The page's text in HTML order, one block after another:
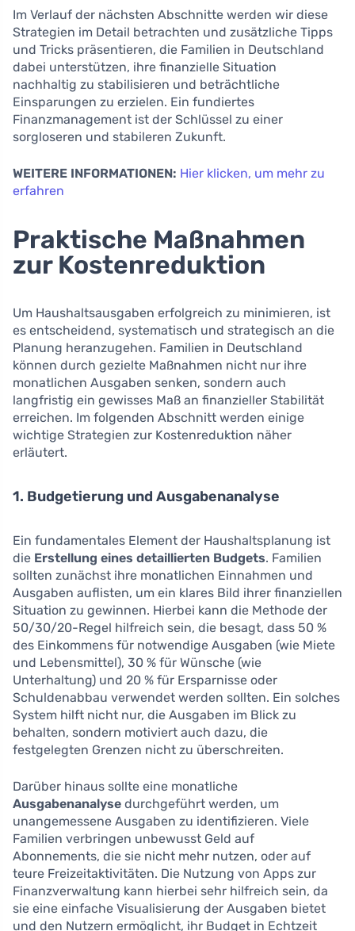
Im Verlauf der nächsten Abschnitte werden wir diese
Strategien im Detail betrachten und zusätzliche Tipps
und Tricks präsentieren, die Familien in Deutschland
dabei unterstützen, ihre finanzielle Situation
nachhaltig zu stabilisieren und beträchtliche
Einsparungen zu erzielen. Ein fundiertes
Finanzmanagement ist der Schlüssel zu einer
sorgloseren und stabileren Zukunft.
WEITERE INFORMATIONEN: Hier klicken, um mehr zu
erfahren
Praktische Maßnahmen
zur Kostenreduktion
Um Haushaltsausgaben erfolgreich zu minimieren, ist
es entscheidend, systematisch und strategisch an die
Planung heranzugehen. Familien in Deutschland
können durch gezielte Maßnahmen nicht nur ihre
monatlichen Ausgaben senken, sondern auch
langfristig ein gewisses Maß an finanzieller Stabilität
erreichen. Im folgenden Abschnitt werden einige
wichtige Strategien zur Kostenreduktion näher
erläutert.
1. Budgetierung und Ausgabenanalyse
Ein fundamentales Element der Haushaltsplanung ist
die Erstellung eines detaillierten Budgets. Familien
sollten zunächst ihre monatlichen Einnahmen und
Ausgaben auflisten, um ein klares Bild ihrer finanziellen
Situation zu gewinnen. Hierbei kann die Methode der
50/30/20-Regel hilfreich sein, die besagt, dass 50 %
des Einkommens für notwendige Ausgaben (wie Miete
und Lebensmittel), 30 % für Wünsche (wie
Unterhaltung) und 20 % für Ersparnisse oder
Schuldenabbau verwendet werden sollten. Ein solches
System hilft nicht nur, die Ausgaben im Blick zu
behalten, sondern motiviert auch dazu, die
festgelegten Grenzen nicht zu überschreiten.
Darüber hinaus sollte eine monatliche
Ausgabenanalyse durchgeführt werden, um
unangemessene Ausgaben zu identifizieren. Viele
Familien verbringen unbewusst Geld auf
Abonnements, die sie nicht mehr nutzen, oder auf
teure Freizeitaktivitäten. Die Nutzung von Apps zur
Finanzverwaltung kann hierbei sehr hilfreich sein, da
sie eine einfache Visualisierung der Ausgaben bietet
und den Nutzern ermöglicht, ihr Budget in Echtzeit